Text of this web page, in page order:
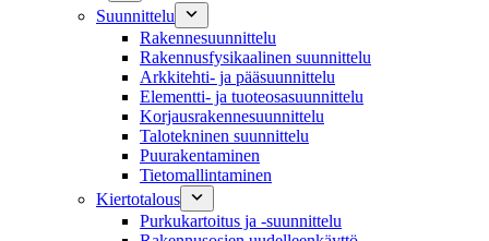
Suunnittelu
Rakennesuunnittelu
Rakennusfysikaalinen suunnittelu
Arkkitehti- ja pääsuunnittelu
Elementti- ja tuoteosasuunnittelu
Korjausrakennesuunnittelu
Talotekninen suunnittelu
Puurakentaminen
Tietomallintaminen
Kiertotalous
Purkukartoitus ja -suunnittelu